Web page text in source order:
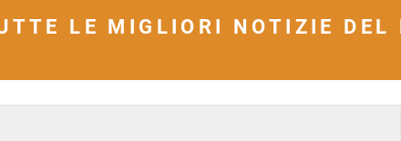
LE MIGLIORI NOTIZIE DEL